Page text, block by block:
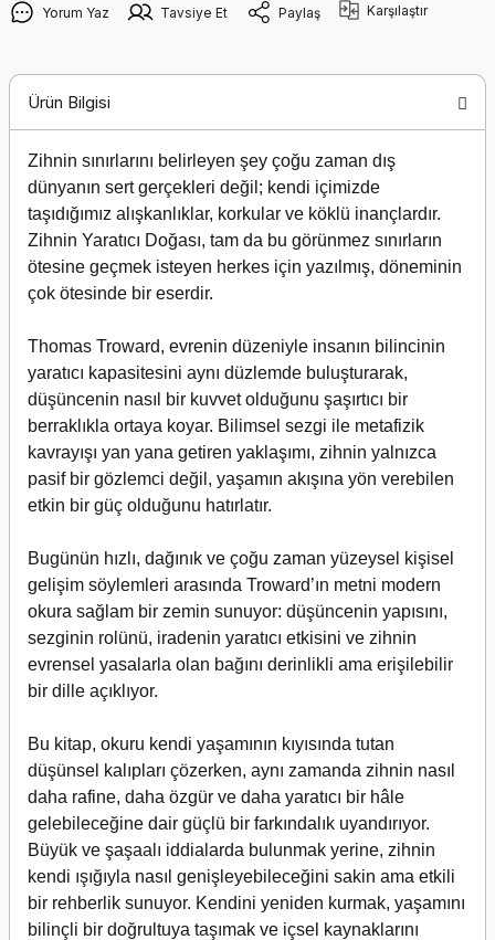
Yorum Yaz Tavsiye Et Paylaş Karşılaştır
Ürün Bilgisi
Zihnin sınırlarını belirleyen şey çoğu zaman dış
dünyanın sert gerçekleri değil; kendi içimizde
taşıdığımız alışkanlıklar, korkular ve köklü inançlardır.
Zihnin Yaratıcı Doğası, tam da bu görünmez sınırların
ötesine geçmek isteyen herkes için yazılmış, döneminin
çok ötesinde bir eserdir.
Thomas Troward, evrenin düzeniyle insanın bilincinin
yaratıcı kapasitesini aynı düzlemde buluşturarak,
düşüncenin nasıl bir kuvvet olduğunu şaşırtıcı bir
berraklıkla ortaya koyar. Bilimsel sezgi ile metafizik
kavrayışı yan yana getiren yaklaşımı, zihnin yalnızca
pasif bir gözlemci değil, yaşamın akışına yön verebilen
etkin bir güç olduğunu hatırlatır.
Bugünün hızlı, dağınık ve çoğu zaman yüzeysel kişisel
gelişim söylemleri arasında Troward’ın metni modern
okura sağlam bir zemin sunuyor: düşüncenin yapısını,
sezginin rolünü, iradenin yaratıcı etkisini ve zihnin
evrensel yasalarla olan bağını derinlikli ama erişilebilir
bir dille açıklıyor.
Bu kitap, okuru kendi yaşamının kıyısında tutan
düşünsel kalıpları çözerken, aynı zamanda zihnin nasıl
daha rafine, daha özgür ve daha yaratıcı bir hâle
gelebileceğine dair güçlü bir farkındalık uyandırıyor.
Büyük ve şaşaalı iddialarda bulunmak yerine, zihnin
kendi ışığıyla nasıl genişleyebileceğini sakin ama etkili
bir rehberlik sunuyor. Kendini yeniden kurmak, yaşamını
bilinçli bir doğrultuya taşımak ve içsel kaynaklarını